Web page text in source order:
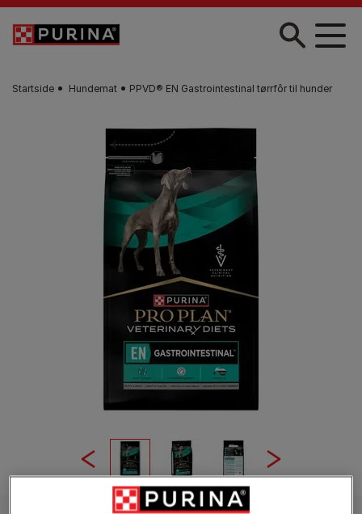
Skip to main content
Startside Hundemat PPVD® EN Gastrointestinal tørrfôr til hunder